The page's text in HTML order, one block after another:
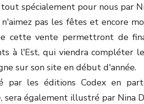
spécialement pour nous par
pas les fêtes et encore
cette vente permettront de
à l'Est, qui viendra compléter
sur son site en début d'année.
par les éditions Codex en
, sera également illustré par Nina